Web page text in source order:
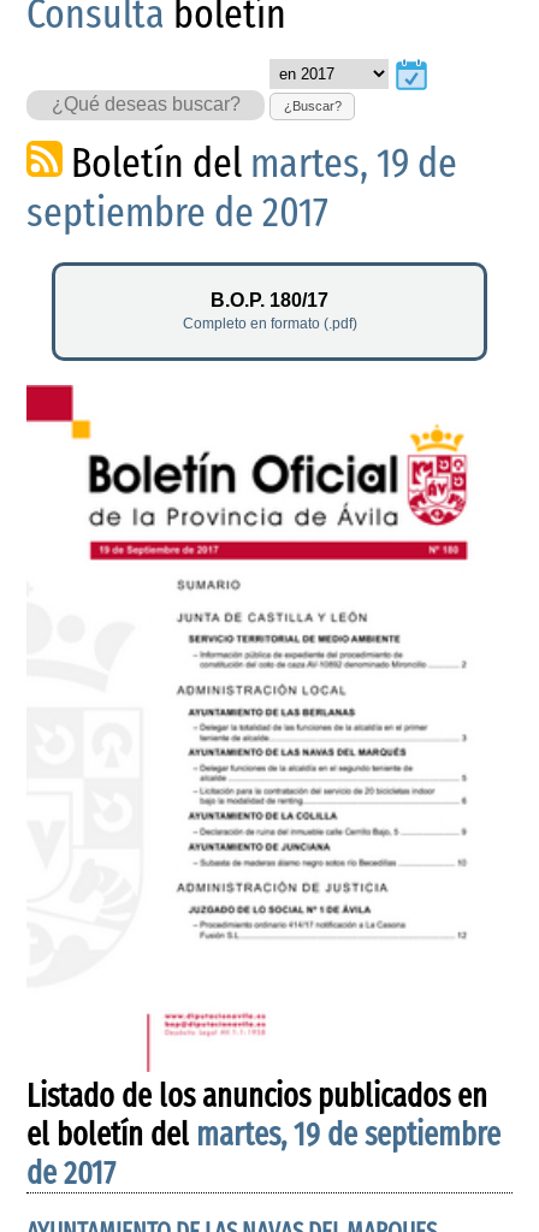
Consulta boletín
¿Buscar?
Boletín del martes, 19 de
septiembre de 2017
B.O.P. 180/17
Completo en formato (.pdf)
Listado de los anuncios publicados en
el boletín del martes, 19 de septiembre
de 2017